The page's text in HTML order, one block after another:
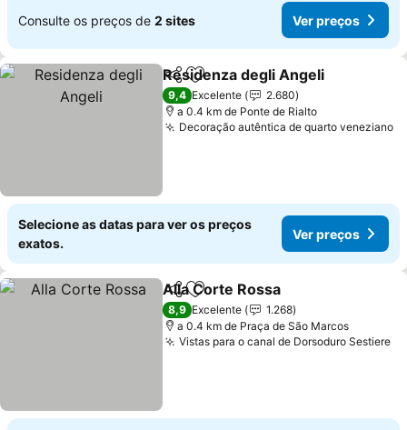
Consulte os preços de 2 sites Ver preços
PartilharAdicionar aos favoritos
Residenza degli Angeli
9,4 Excelente
2.680
a 0.4 km de Ponte de Rialto
Decoração autêntica de quarto veneziano
Selecione as datas para ver os preços
exatos.
Ver preços
PartilharAdicionar aos favoritos
Alla Corte Rossa
8,9 Excelente
1.268
a 0.4 km de Praça de São Marcos
Vistas para o canal de Dorsoduro Sestiere